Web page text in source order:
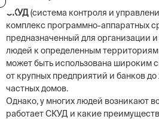
СКУД(система контроля и
комплекс программно-аппаратных
предназначенный для организации и
людей к определенным
может быть использована широким
от крупных предприятий и банков
частных домов.
Однако, у многих людей возникают
работает СКУД и какие